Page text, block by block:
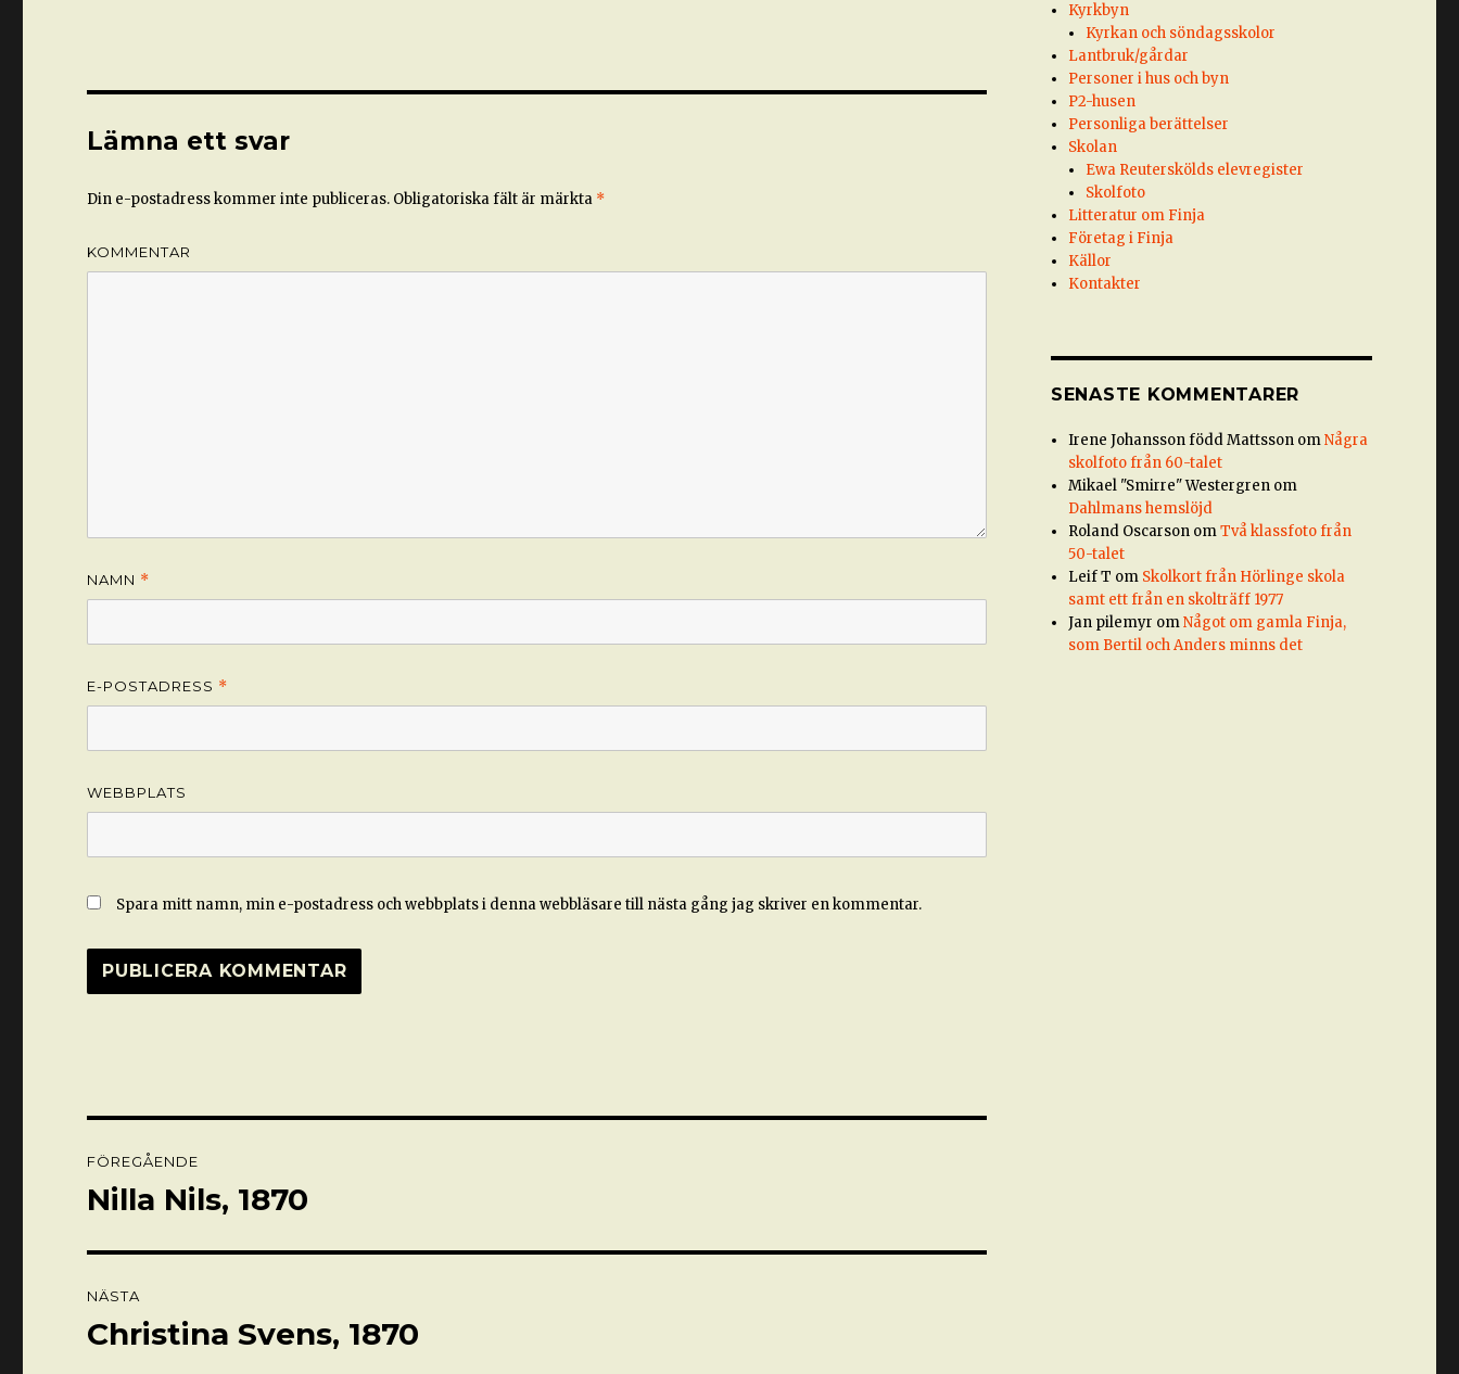
Lämna ett svar
Din e-postadress kommer inte publiceras. Obligatoriska fält är märkta *
KOMMENTAR
NAMN *
E-POSTADRESS *
WEBBPLATS
Spara mitt namn, min e-postadress och webbplats i denna webbläsare till nästa gång jag skriver en kommentar.
FÖREGÅENDE
Föregående
Nilla Nils, 1870
NÄSTA
Nästa
Christina Svens, 1870
Kyrkbyn
Kyrkan och söndagsskolor
Lantbruk/gårdar
Personer i hus och byn
P2-husen
Personliga berättelser
Skolan
Ewa Reuterskölds elevregister
Skolfoto
Litteratur om Finja
Företag i Finja
Källor
Kontakter
SENASTE KOMMENTARER
Irene Johansson född Mattsson omNågra
skolfoto från 60-talet
Mikael "Smirre" Westergren om
Dahlmans hemslöjd
Roland Oscarson omTvå klassfoto från
50-talet
Leif T om Skolkort från Hörlinge skola
samt ett från en skolträff 1977
Jan pilemyr omNågot om gamla Finja,
som Bertil och Anders minns det